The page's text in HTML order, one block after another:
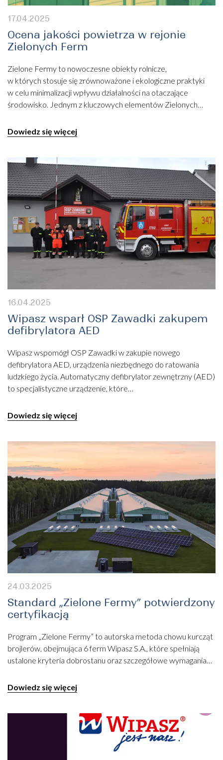
17.04.2025
Ocena jakości powietrza w rejonie
Zielonych Ferm
Zielone Fermy to nowoczesne obiekty rolnicze,
w których stosuje się zrównoważone i ekologiczne praktyki
w celu minimalizacji wpływu działalności na otaczające
środowisko. Jednym z kluczowych elementów Zielonych…
Dowiedz się więcej
16.04.2025
Wipasz wsparł OSP Zawadki zakupem
defibrylatora AED
Wipasz wspomógł OSP Zawadki w zakupie nowego
defibrylatora AED, urządzenia niezbędnego do ratowania
ludzkiego życia. Automatyczny defibrylator zewnętrzny (AED)
to specjalistyczne urządzenie, które…
Dowiedz się więcej
24.03.2025
Standard „Zielone Fermy” potwierdzony
certyfikacją
Program „Zielone Fermy” to autorska metoda chowu kurcząt
brojlerów, obejmująca 6 ferm Wipasz S.A., które spełniają
ustalone kryteria dobrostanu oraz szczegółowe wymagania…
Dowiedz się więcej